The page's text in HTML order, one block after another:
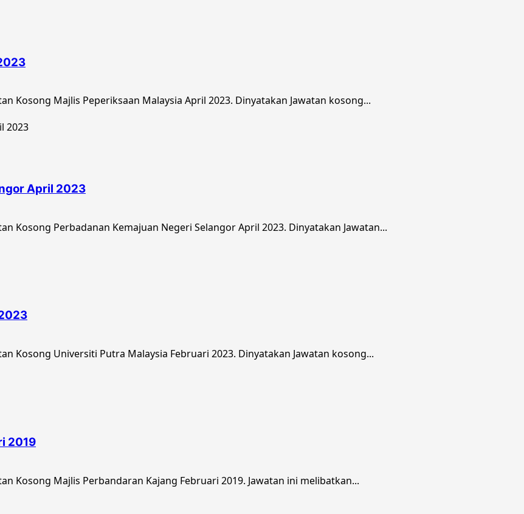
Kosong Majlis Peperiksaan Malaysia April 2023. Dinyatakan Jawatan kosong...
April 2023
Kosong Perbadanan Kemajuan Negeri Selangor April 2023. Dinyatakan Jawatan...
Kosong Universiti Putra Malaysia Februari 2023. Dinyatakan Jawatan kosong...
2019
Kosong Majlis Perbandaran Kajang Februari 2019. Jawatan ini melibatkan...